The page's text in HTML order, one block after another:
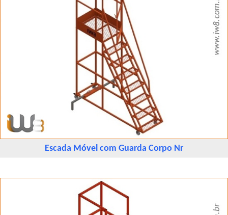
Escada Móvel com Guarda Corpo Nr